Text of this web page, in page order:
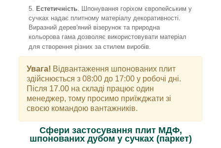
Естетичність . Шпонування горіхом європейським у
сучках надає плитному матеріалу декоративності.
Виразний дерев'яний візерунок та природна
кольорова гама дозволяє використовувати матеріал
для створення різних за стилем виробів.
Увага! Відвантаження шпонованих плит
здійснюється з 08:00 до 17:00 у робочі дні.
Після 17.00 на складі працює один
менеджер, тому просимо приїжджати зі
своєю командою вантажників.
Сфери застосування плит МДФ,
шпонованих дубом у сучках (паркет)